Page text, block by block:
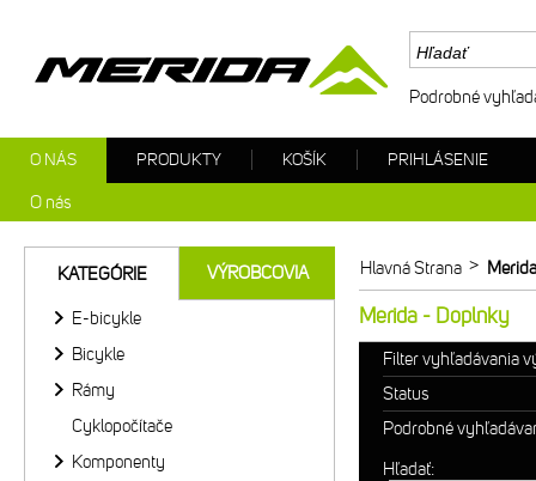
Hlavná Strana >
Merida - Doplnky
Filter vyhľadávania
Status
Podrobné
Hľadať:
KATEGÓRIE VÝROBCOVIA
E-bicykle
Bicykle
Rámy
Cyklopočítače
Komponenty
Podrobné
O NÁS
O nás
PRODUKTY KOŠÍK PRIHLÁSENIE